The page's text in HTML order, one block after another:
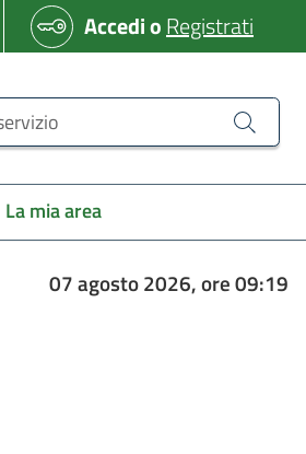
AccedioRegistrati
La mia area
07 agosto 2026, ore 09:19